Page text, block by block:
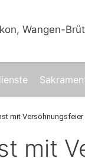
mit Versöhnungsfeier
mit